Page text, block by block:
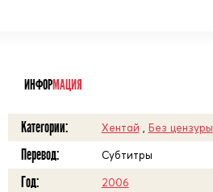
ИНФОРМАЦИЯ
Категории: Хентай Без цензуры
Перевод: Субтитры
Год: 2006